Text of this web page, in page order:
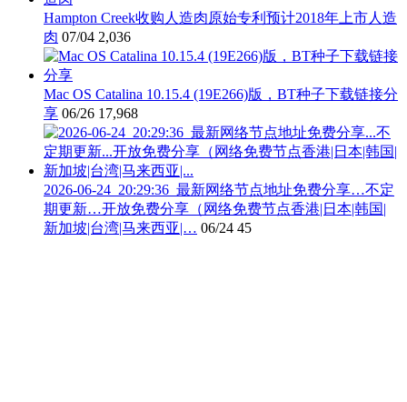
Hampton Creek收购人造肉原始专利预计2018年上市人造
肉 07/04 2,036
Mac OS Catalina 10.15.4 (19E266)版，BT种子下载链接分
享 06/26 17,968
2026-06-24_20:29:36_最新网络节点地址免费分享…不定
期更新…开放免费分享（网络免费节点香港|日本|韩国|
新加坡|台湾|马来西亚|… 06/24 45